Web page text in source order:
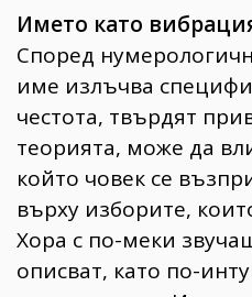
Името като
Според
име излъчва
честота, твърдят
теорията, може да
който човек се
върху изборите,
Хора с по-меки
описват, като по-